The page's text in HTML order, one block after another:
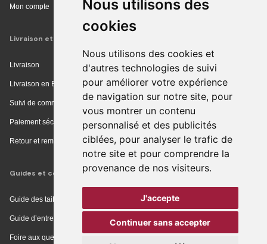
Nous utilisons des
cookies
Nous utilisons des cookies et
d'autres technologies de suivi
pour améliorer votre expérience
de navigation sur notre site, pour
vous montrer un contenu
personnalisé et des publicités
ciblées, pour analyser le trafic de
notre site et pour comprendre la
provenance de nos visiteurs.
J'accepte
Continuer sans accepter
Mon compte
Livraison et achat
Livraison
Livraison en Europe
Suivi de commande
Paiement sécurisé
Retour et remboursement
Guides et conseils
Guide des tailles
Guide d’entretien
Foire aux questions